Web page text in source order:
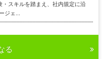
・スキルを踏まえ、社内規定に沿
ジェ...
る